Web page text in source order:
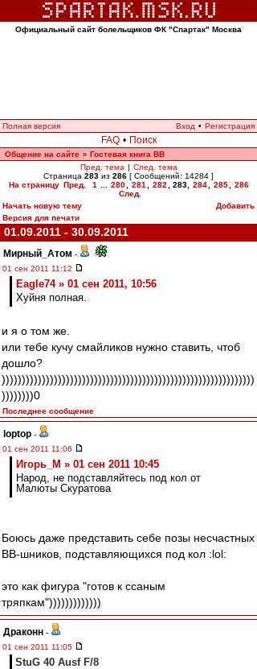
Официальный сайт болельщиков ФК "Спартак" Москва
Полная версия Вход • Регистрация
FAQ • Поиск
Общение на сайте » Гостевая книга ВВ
Пред. тема | След. тема
Страница 283 из 286 [ Сообщений: 14284 ]
На страницу Пред. 1 280 281 282 283, 284 285
286
След.
Начать новую тему
Добавить
Версия для печати
01.09.2011 - 30.09.2011
Мирный_Атом -
01 сен 2011 11:12
Eagle74 » 01 сен 2011, 10:56
Хуйня полная.
и я о том же.
или тебе кучу смайликов нужно ставить, чтоб
дошло?
)))))))))))))))))))))))))))))))))))))))))))))))))))))))))))))))
))))))))0
Последнее сообщение
loptop -
01 сен 2011 11:06
Игорь_М » 01 сен 2011 10:45
Народ, не подставляйтесь под кол от
Малюты Скуратова
Боюсь даже представить себе позы несчастных
ВВ-шников, подставляющихся под кол :lol:
это как фигура "готов к ссаным
тряпкам")))))))))))))
Драконн -
01 сен 2011 11:05
StuG 40 Ausf F/8